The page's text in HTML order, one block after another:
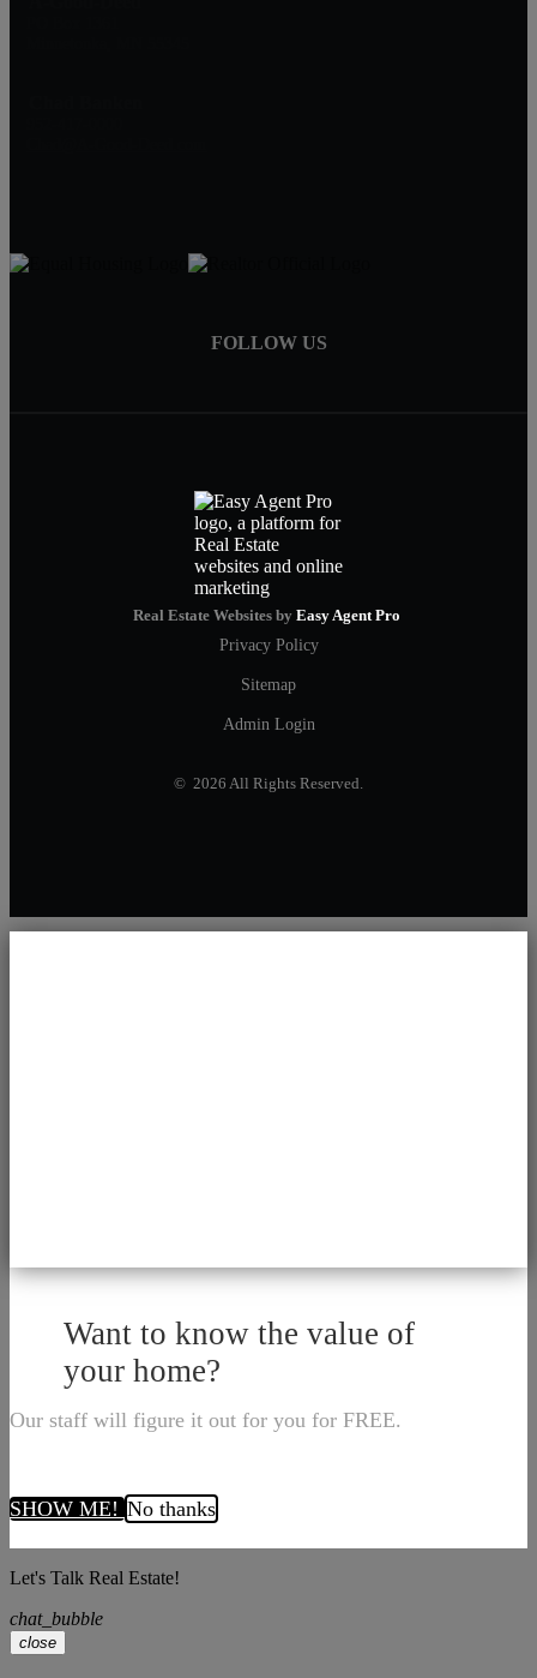
FOLLOW US
Real Estate Websites by Easy Agent Pro
Privacy Policy
Sitemap
Admin Login
© 2026 All Rights Reserved.
Want to know the value of
your home?
Our staff will figure it out for you for FREE.
SHOW ME! No thanks
Let's Talk Real Estate!
chat_bubble
close